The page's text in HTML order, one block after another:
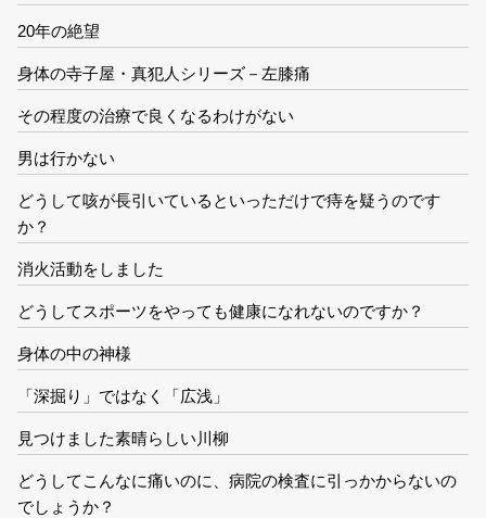
20年の絶望
身体の寺子屋・真犯人シリーズ－左膝痛
その程度の治療で良くなるわけがない
男は行かない
どうして咳が長引いているといっただけで痔を疑うのです
か？
消火活動をしました
どうしてスポーツをやっても健康になれないのですか？
身体の中の神様
「深掘り」ではなく「広浅」
見つけました素晴らしい川柳
どうしてこんなに痛いのに、病院の検査に引っかからないの
でしょうか？